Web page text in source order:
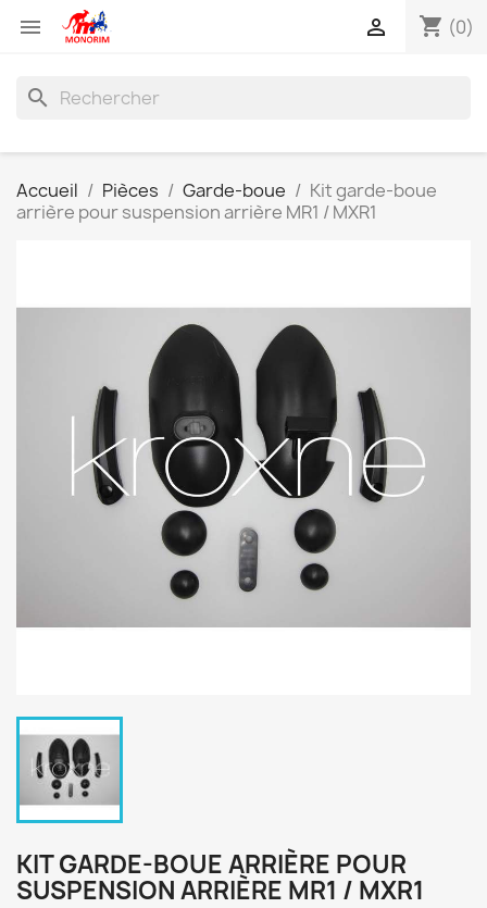
 shopping_cart (0)

search
Accueil Pièces Garde-boue
Kit garde-boue
arrière pour suspension arrière MR1 / MXR1
KIT GARDE-BOUE ARRIÈRE POUR
SUSPENSION ARRIÈRE MR1 / MXR1